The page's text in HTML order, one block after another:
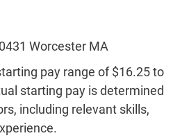
Worcester MA
pay range of $16.25 to
starting pay is determined
including relevant skills,